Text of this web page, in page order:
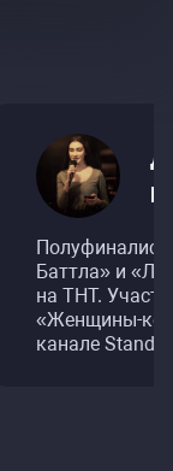
Баттла» и
на ТНТ.
«Женщины-
канале Stand-